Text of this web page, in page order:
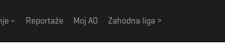
Reportaže Moj AO Zahodna liga >